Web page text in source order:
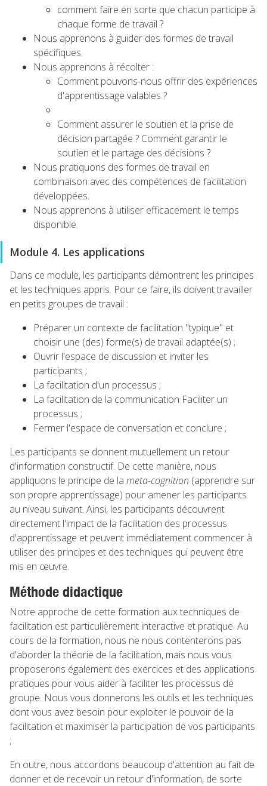
comment faire en sorte que chacun participe à
chaque forme de travail ?
Nous apprenons à guider des formes de travail
spécifiques.
Nous apprenons à récolter :
Comment pouvons-nous offrir des expériences
d'apprentissage valables ?
Comment assurer le soutien et la prise de
décision partagée ? Comment garantir le
soutien et le partage des décisions ?
Nous pratiquons des formes de travail en
combinaison avec des compétences de facilitation
développées.
Nous apprenons à utiliser efficacement le temps
disponible.
Module 4. Les applications
Dans ce module, les participants démontrent les principes
et les techniques appris. Pour ce faire, ils doivent travailler
en petits groupes de travail :
Préparer un contexte de facilitation "typique" et
choisir une (des) forme(s) de travail adaptée(s) ;
Ouvrir l'espace de discussion et inviter les
participants ;
La facilitation d'un processus ;
La facilitation de la communication Faciliter un
processus ;
Fermer l'espace de conversation et conclure ;
Les participants se donnent mutuellement un retour
d'information constructif. De cette manière, nous
appliquons le principe de la meta-cognition (apprendre sur
son propre apprentissage) pour amener les participants
au niveau suivant. Ainsi, les participants découvrent
directement l'impact de la facilitation des processus
d'apprentissage et peuvent immédiatement commencer à
utiliser des principes et des techniques qui peuvent être
mis en œuvre.
Méthode didactique
Notre approche de cette formation aux techniques de
facilitation est particulièrement interactive et pratique. Au
cours de la formation, nous ne nous contenterons pas
d'aborder la théorie de la facilitation, mais nous vous
proposerons également des exercices et des applications
pratiques pour vous aider à faciliter les processus de
groupe. Nous vous donnerons les outils et les techniques
dont vous avez besoin pour exploiter le pouvoir de la
facilitation et maximiser la participation de vos participants
;
En outre, nous accordons beaucoup d'attention au fait de
donner et de recevoir un retour d'information, de sorte